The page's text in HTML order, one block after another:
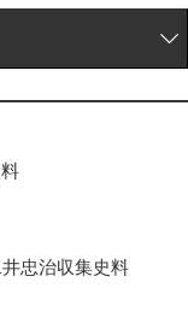
忠治収集史料